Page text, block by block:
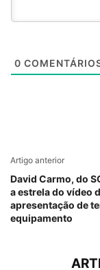
0
Artigo anterior
David Carmo, do
a estrela do vídeo
apresentação de
equipamento